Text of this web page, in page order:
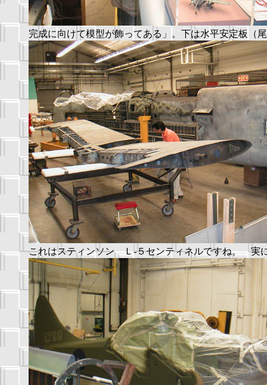
完成に向けて模型が飾ってある」。下は水平安定板（
これはスティンソン Ｌ-５センティネルですね。 実